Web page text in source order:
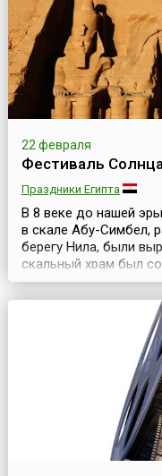
22 февраля
Фестиваль
Праздники Египта
В 8 веке до нашей
в скале Абу-Симбел,
берегу Нила, были
скальный храм был
малый — в честь
Нефертари. Причиной
послужила победа
были возведены